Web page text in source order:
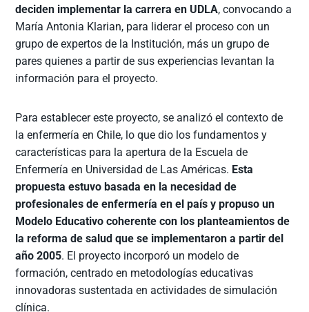
deciden implementar la carrera en UDLA, convocando a
María Antonia Klarian, para liderar el proceso con un
grupo de expertos de la Institución, más un grupo de
pares quienes a partir de sus experiencias levantan la
información para el proyecto.
Para establecer este proyecto, se analizó el contexto de
la enfermería en Chile, lo que dio los fundamentos y
características para la apertura de la Escuela de
Enfermería en Universidad de Las Américas. Esta
propuesta estuvo basada en la necesidad de
profesionales de enfermería en el país y propuso un
Modelo Educativo coherente con los planteamientos de
la reforma de salud que se implementaron a partir del
año 2005. El proyecto incorporó un modelo de
formación, centrado en metodologías educativas
innovadoras sustentada en actividades de simulación
clínica.